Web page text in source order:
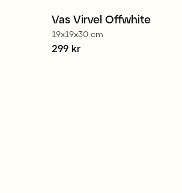
Vas Virvel Offwhite
19x19x30 cm
Pris :299 kr
299 kr